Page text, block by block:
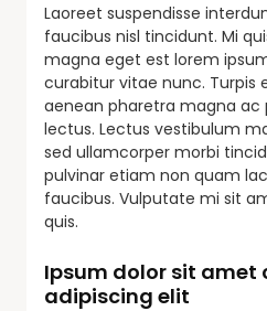
Laoreet suspendisse
faucibus nisl tincidunt. Mi
magna eget est lorem
curabitur vitae nunc. Turpis
aenean pharetra magna ac
lectus. Lectus vestibulum
sed ullamcorper morbi
pulvinar etiam non quam
faucibus. Vulputate mi sit
quis.
Ipsum dolor sit amet
adipiscing elit